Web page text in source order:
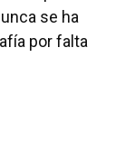
se ha
por falta